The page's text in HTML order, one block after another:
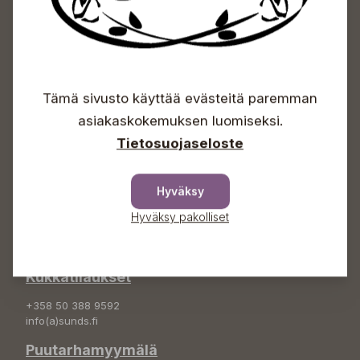
Avoinna
Info & vaihde
+358 50 388 9592
Kukkatilaukset
+358 50 388 9592
info(a)sunds.fi
Puutarhamyymälä
Tämä sivusto käyttää evästeitä paremman
asiakaskokemuksen luomiseksi.
Tietosuojaseloste
Hyväksy
Hyväksy pakolliset